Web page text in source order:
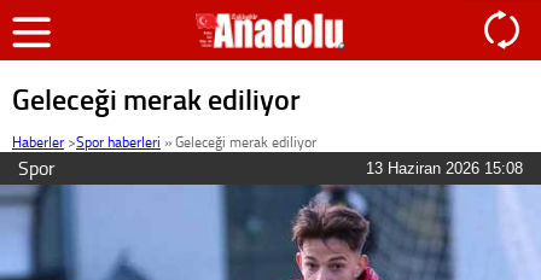
Geleceği merak ediliyor
Haberler >Spor haberleri »Geleceği merak ediliyor
Spor 13 Haziran 2026 15:08